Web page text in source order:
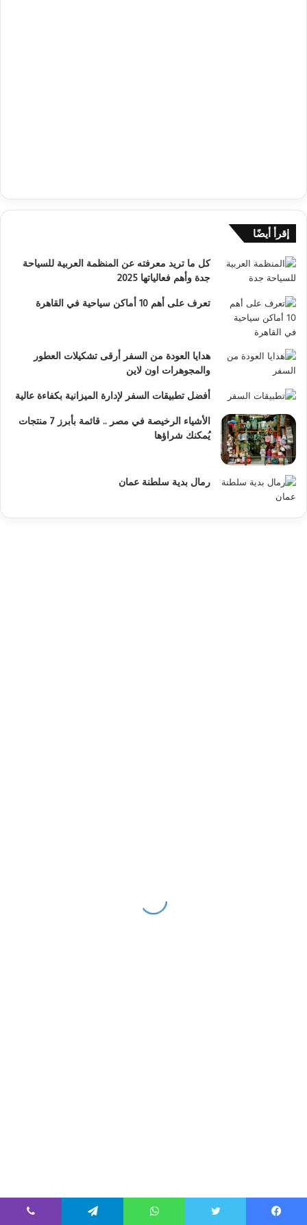
إقرأ أيضًا
كل ما تريد معرفته عن المنظمة العربية للسياحة
جدة وأهم فعالياتها 2025
تعرف على أهم 10 أماكن سياحية في القاهرة
هدايا العودة من السفر أرقى تشكيلات العطور
والمجوهرات اون لاين
أفضل تطبيقات السفر لإدارة الميزانية بكفاءة عالية
الأشياء الرخيصة في مصر .. قائمة بأبرز 7 منتجات
يُمكنك شراؤها
رمال بدية سلطنة عمان